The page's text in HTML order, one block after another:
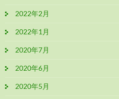
2022年2月
2022年1月
2020年7月
2020年6月
2020年5月